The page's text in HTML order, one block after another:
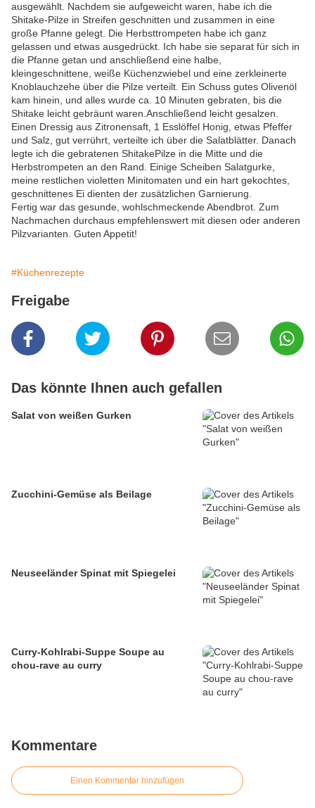
ausgewählt. Nachdem sie aufgeweicht waren, habe ich die
Shitake-Pilze in Streifen geschnitten und zusammen in eine
große Pfanne gelegt. Die Herbsttrompeten habe ich ganz
gelassen und etwas ausgedrückt. Ich habe sie separat für sich in
die Pfanne getan und anschließend eine halbe,
kleingeschnittene, weiße Küchenzwiebel und eine zerkleinerte
Knoblauchzehe über die Pilze verteilt. Ein Schuss gutes Olivenöl
kam hinein, und alles wurde ca. 10 Minuten gebraten, bis die
Shitake leicht gebräunt waren.Anschließend leicht gesalzen.
Einen Dressig aus Zitronensaft, 1 Esslöffel Honig, etwas Pfeffer
und Salz, gut verrührt, verteilte ich über die Salatblätter. Danach
legte ich die gebratenen ShitakePilze in die Mitte und die
Herbstrompeten an den Rand. Einige Scheiben Salatgurke,
meine restlichen violetten Minitomaten und ein hart gekochtes,
geschnittenes Ei dienten der zusätzlichen Garnierung.
Fertig war das gesunde, wohlschmeckende Abendbrot. Zum
Nachmachen durchaus empfehlenswert mit diesen oder anderen
Pilzvarianten. Guten Appetit!
#Küchenrezepte
Freigabe
Das könnte Ihnen auch gefallen
Salat von weißen Gurken
Zucchini-Gemüse als Beilage
Neuseeländer Spinat mit Spiegelei
Curry-Kohlrabi-Suppe Soupe au
chou-rave au curry
Kommentare
Einen Kommentar hinzufügen